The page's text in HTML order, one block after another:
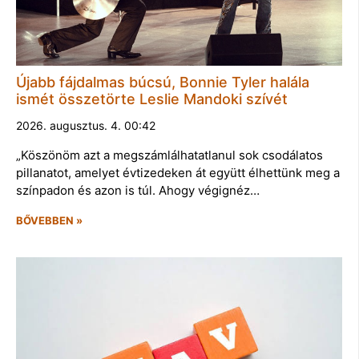
Újabb fájdalmas búcsú, Bonnie Tyler halála
ismét összetörte Leslie Mandoki szívét
2026. augusztus. 4. 00:42
„Köszönöm azt a megszámlálhatatlanul sok csodálatos
pillanatot, amelyet évtizedeken át együtt élhettünk meg a
színpadon és azon is túl. Ahogy végignéz…
BŐVEBBEN »